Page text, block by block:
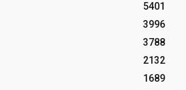
5401
3996
3788
2132
1689